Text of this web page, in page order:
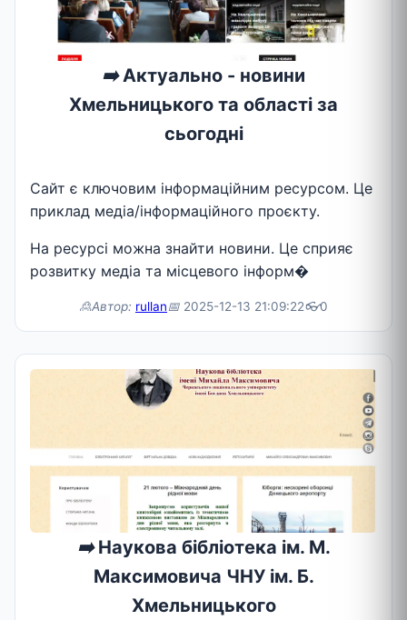
➡️Актуально - новини
Хмельницького та області за
сьогодні
Сайт є ключовим інформаційним ресурсом. Це
приклад медіа/інформаційного проєкту.
На ресурсі можна знайти новини. Це сприяє
розвитку медіа та місцевого інформ�
🙎Автор: rullan📅 2025-12-13 21:09:22👓0
➡️Наукова бібліотека ім. М.
Максимовича ЧНУ ім. Б.
Хмельницького